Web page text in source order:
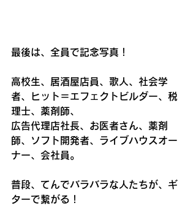
最後は、全員で記念写真！
高校生、居酒屋店員、歌人、社会学
者、ヒット＝エフェクトビルダー、税
理士、薬剤師、
広告代理店社長、お医者さん、薬剤
師、ソフト開発者、ライブハウスオー
ナー、会社員。
普段、てんでバラバラな人たちが、ギ
ターで繋がる！